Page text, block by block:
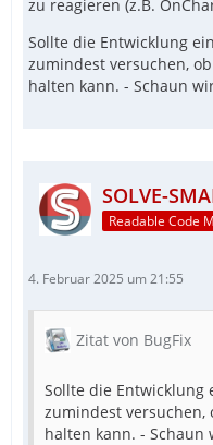
zu reagieren (z.B.
Sollte die Entwicklung
zumindest versuchen,
halten kann. - Schaun
SOLVE-
Readable Code
4. Februar 2025 um 21:55
Zitat von BugFix
Sollte die Entwicklung
zumindest versuchen,
halten kann. - Schaun